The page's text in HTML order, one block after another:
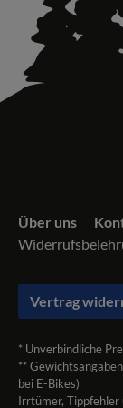
Über uns
Vertrag
* Unverbindliche
**
bei E-Bikes)
Irrtümer, Tippfehler